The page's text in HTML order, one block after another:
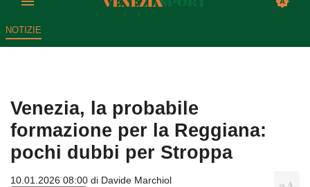
NOTIZIE
Venezia, la probabile
formazione per la Reggiana:
pochi dubbi per Stroppa
10.01.2026 08:00 di Davide Marchiol